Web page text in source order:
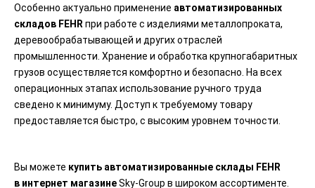
Особенно актуально применение автоматизированных
складов FEHR при работе с изделиями металлопроката,
деревообрабатывающей и других отраслей
промышленности. Хранение и обработка крупногабаритных
грузов осуществляется комфортно и безопасно. На всех
операционных этапах использование ручного труда
сведено к минимуму. Доступ к требуемому товару
предоставляется быстро, с высоким уровнем точности.
Вы можете купить автоматизированные склады FEHR
в интернет магазинеSky-Group в широком ассортименте.